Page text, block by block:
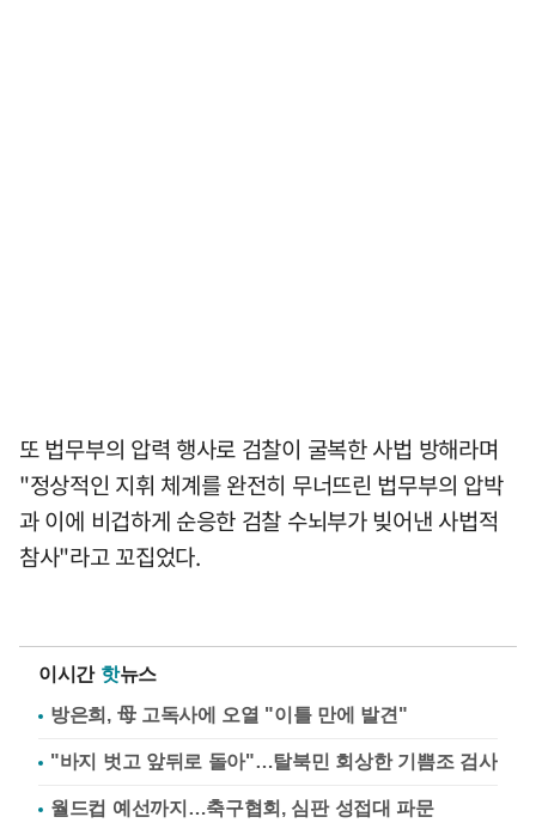
또 법무부의 압력 행사로 검찰이 굴복한 사법 방해라며
"정상적인 지휘 체계를 완전히 무너뜨린 법무부의 압박
과 이에 비겁하게 순응한 검찰 수뇌부가 빚어낸 사법적
참사"라고 꼬집었다.
이시간 핫뉴스
방은희, 母 고독사에 오열 "이틀 만에 발견"
"바지 벗고 앞뒤로 돌아"…탈북민 회상한 기쁨조 검사
월드컵 예선까지…축구협회, 심판 성접대 파문